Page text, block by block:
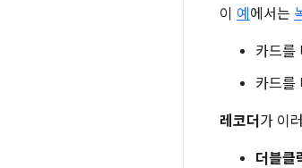
이 예 에서는
카드를
카드를
레코더 가 이
더블클